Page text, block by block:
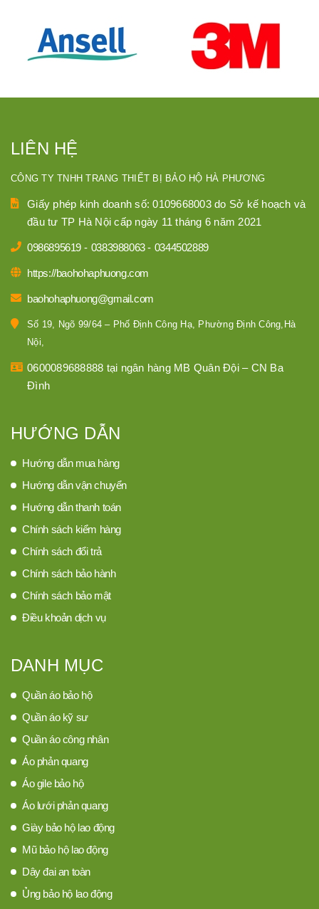
LIÊN HỆ
CÔNG TY TNHH TRANG THIẾT BỊ BẢO HỘ HÀ PHƯƠNG
Giấy phép kinh doanh số: 0109668003 do Sở kế hoạch và
đầu tư TP Hà Nội cấp ngày 11 tháng 6 năm 2021
0986895619 - 0383988063- 0344502889
https://baohohaphuong.com
baohohaphuong@gmail.com
Số 19, Ngõ 99/64 – Phố Định Công Hạ, Phường Định Công,Hà
Nội,
0600089688888 tại ngân hàng MB Quân Đội – CN Ba
Đình
HƯỚNG DẪN
Hướng dẫn mua hàng
Hướng dẫn vận chuyển
Hướng dẫn thanh toán
Chính sách kiểm hàng
Chính sách đổi trả
Chính sách bảo hành
Chính sách bảo mật
Điều khoản dịch vụ
DANH MỤC
Quần áo bảo hộ
Quần áo kỹ sư
Quần áo công nhân
Áo phản quang
Áo gile bảo hộ
Áo lưới phản quang
Giày bảo hộ lao động
Mũ bảo hộ lao động
Dây đai an toàn
Ủng bảo hộ lao động